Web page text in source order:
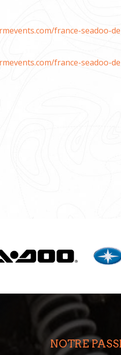
france-seadoo-
france-seadoo-
NOTRE